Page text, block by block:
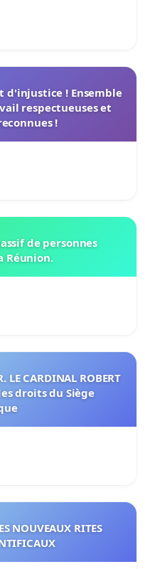
d'injustice ! Ensemble
respectueuses et
!
de personnes
Réunion.
LE CARDINAL ROBERT
droits du Siège
NOUVEAUX RITES